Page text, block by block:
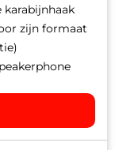
zijn formaat